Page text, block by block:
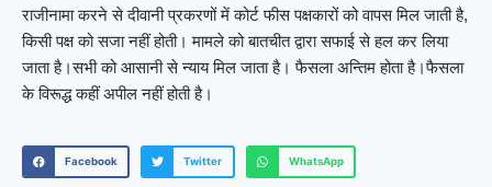
राजीनामा करने से दीवानी प्रकरणों में कोर्ट फीस पक्षकारों को वापस मिल जाती है,
किसी पक्ष को सजा नहीं होती। मामले को बातचीत द्वारा सफाई से हल कर लिया
जाता है।सभी को आसानी से न्‍याय मिल जाता है। फैसला अन्तिम होता है।फैसला
के विरूद्ध कहीं अपील नहीं होती है।
Facebook Twitter WhatsApp